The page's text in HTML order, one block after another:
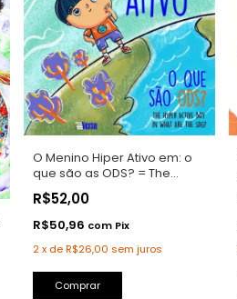
O Menino Hiper Ativo em: o
que são as ODS? = The
Hyper Active Boy in: what are
the SDG?
R$52,00
R$50,96 com Pix
2x deR$26,00 sem juros